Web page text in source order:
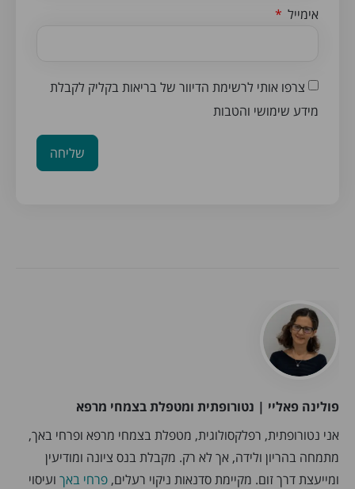
אימייל
צרפו אותי לרשימת הדיוור של בריאות בקליק לקבלת
מידע שימושי והטבות
שליחה
פולינה פאליי | נטורופתית ומטפלת בצמחי מרפא
אני נטורופתית, רפלקסולוגית, מטפלת בצמחי מרפא ופרחי באך,
מתמחה בהריון ולידה, אך לא רק. מקבלת בנס ציונה ומודיעין
ומייעצת דרך זום. מקיימת סדנאות ניקוי רעלים, פרחי באך ועיסוי